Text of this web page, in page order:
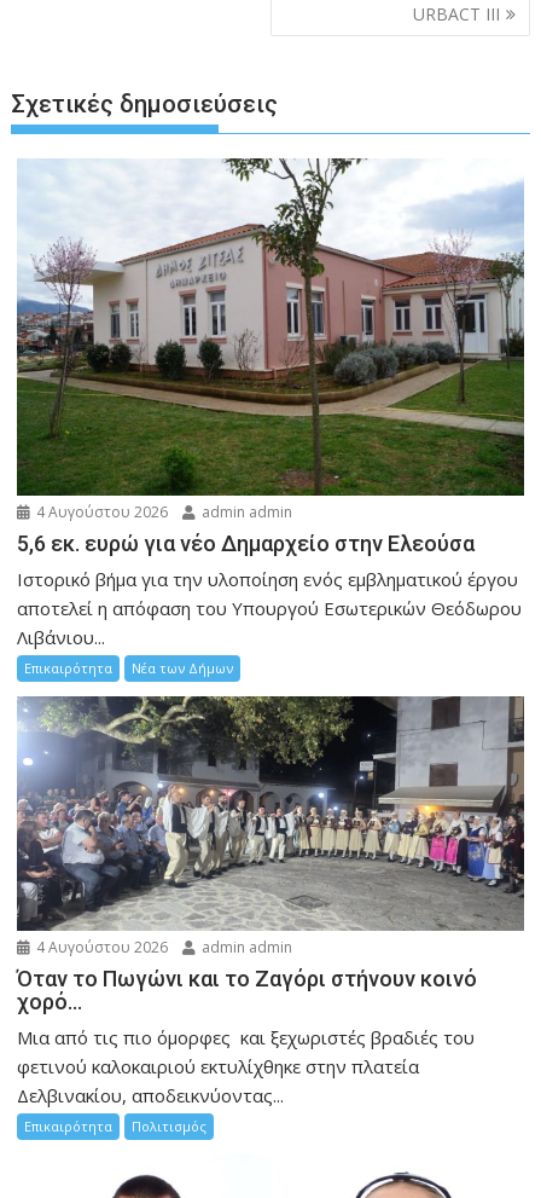
URBACT III
Σχετικές δημοσιεύσεις
4 Αυγούστου 2026 admin admin
5,6 εκ. ευρώ για νέο Δημαρχείο στην Ελεούσα
Ιστορικό βήμα για την υλοποίηση ενός εμβληματικού έργου
αποτελεί η απόφαση του Υπουργού Εσωτερικών Θεόδωρου
Λιβάνιου...
Επικαιρότητα Νέα των Δήμων
4 Αυγούστου 2026 admin admin
Όταν το Πωγώνι και το Ζαγόρι στήνουν κοινό
χορό…
Μια από τις πιο όμορφες και ξεχωριστές βραδιές του
φετινού καλοκαιριού εκτυλίχθηκε στην πλατεία
Δελβινακίου, αποδεικνύοντας...
Επικαιρότητα Πολιτισμός